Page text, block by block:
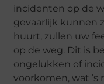
incidenten op de
gevaarlijk kunnen
huurt, zullen uw
op de weg. Dit is
ongelukken of
voorkomen, wat ’s